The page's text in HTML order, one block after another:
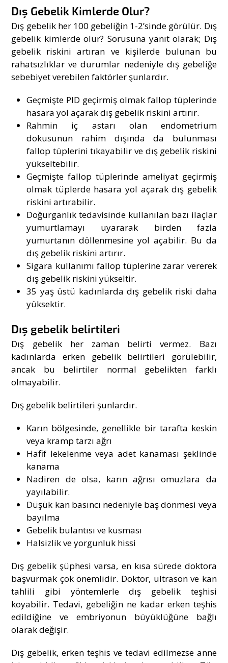
Dış Gebelik Kimlerde Olur?
Dış gebelik her 100 gebeliğin 1-2’sinde görülür. Dış
gebelik kimlerde olur? Sorusuna yanıt olarak; Dış
gebelik riskini artıran ve kişilerde bulunan bu
rahatsızlıklar ve durumlar nedeniyle dış gebeliğe
sebebiyet verebilen faktörler şunlardır.
Geçmişte PID geçirmiş olmak fallop tüplerinde
hasara yol açarak dış gebelik riskini artırır.
Rahmin iç astarı olan endometrium
dokusunun rahim dışında da bulunması
fallop tüplerini tıkayabilir ve dış gebelik riskini
yükseltebilir.
Geçmişte fallop tüplerinde ameliyat geçirmiş
olmak tüplerde hasara yol açarak dış gebelik
riskini artırabilir.
Doğurganlık tedavisinde kullanılan bazı ilaçlar
yumurtlamayı uyararak birden fazla
yumurtanın döllenmesine yol açabilir. Bu da
dış gebelik riskini artırır.
Sigara kullanımı fallop tüplerine zarar vererek
dış gebelik riskini yükseltir.
35 yaş üstü kadınlarda dış gebelik riski daha
yüksektir.
Dış gebelik belirtileri
Dış gebelik her zaman belirti vermez. Bazı
kadınlarda erken gebelik belirtileri görülebilir,
ancak bu belirtiler normal gebelikten farklı
olmayabilir.
Dış gebelik belirtileri şunlardır.
Karın bölgesinde, genellikle bir tarafta keskin
veya kramp tarzı ağrı
Hafif lekelenme veya adet kanaması şeklinde
kanama
Nadiren de olsa, karın ağrısı omuzlara da
yayılabilir.
Düşük kan basıncı nedeniyle baş dönmesi veya
bayılma
Gebelik bulantısı ve kusması
Halsizlik ve yorgunluk hissi
Dış gebelik şüphesi varsa, en kısa sürede doktora
başvurmak çok önemlidir. Doktor, ultrason ve kan
tahlili gibi yöntemlerle dış gebelik teşhisi
koyabilir. Tedavi, gebeliğin ne kadar erken teşhis
edildiğine ve embriyonun büyüklüğüne bağlı
olarak değişir.
Dış gebelik, erken teşhis ve tedavi edilmezse anne